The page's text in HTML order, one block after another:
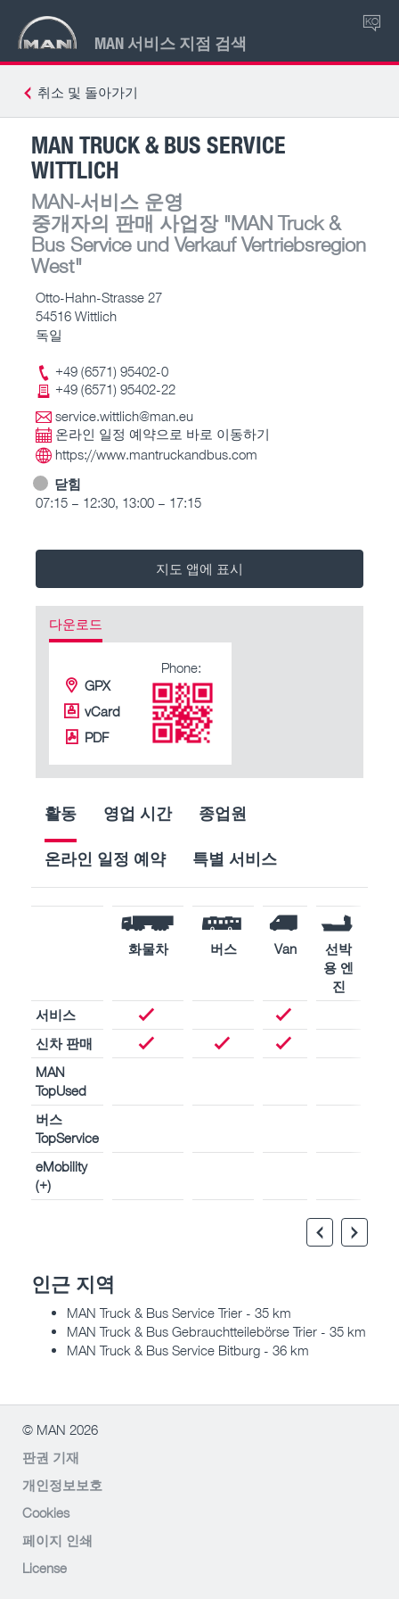
MAN 서비스 지점 검색
KO
취소 및 돌아가기
MAN TRUCK & BUS SERVICE
WITTLICH
MAN-서비스 운영
중개자의 판매 사업장"MAN Truck &
Bus Service und Verkauf Vertriebsregion
West"
Otto-Hahn-Strasse 27
54516 Wittlich
독일
+49 (6571) 95402-0
+49 (6571) 95402-22
service.wittlich@man.eu
온라인 일정 예약으로 바로 이동하기
https://www.mantruckandbus.com
닫힘
07:15 – 12:30, 13:00 – 17:15
지도 앱에 표시
다운로드
GPX
vCard
PDF
Phone:
활동 영업 시간 종업원
온라인 일정 예약 특별 서비스
화물차 버스 Van
선박
용 엔
진
서비스
신차 판매
MAN
TopUsed
버스
TopService
eMobility
(+)
인근 지역
MAN Truck & Bus Service Trier - 35 km
MAN Truck & Bus Gebrauchtteilebörse Trier - 35 km
MAN Truck & Bus Service Bitburg - 36 km
© MAN 2026
판권 기재
개인정보보호
Cookies
페이지 인쇄
License